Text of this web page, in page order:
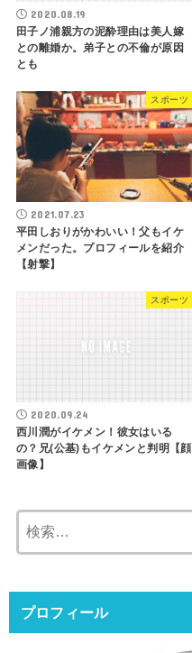
2020.08.19
田子ノ浦親方の泥酔理由は美人嫁
との離婚か。弟子との不倫が原因
とも
スポーツ
2021.07.23
平田しおりがかわいい！父もイケ
メンだった。プロフィールを紹介
【射撃】
スポーツ
2020.09.24
西川潤がイケメン！彼女はいる
の？兄(公基)もイケメンと判明【顔
画像】
プロフィール